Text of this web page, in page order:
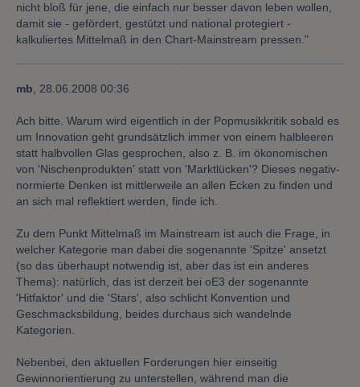
nicht bloß für jene, die einfach nur besser davon leben wollen,
damit sie - gefördert, gestützt und national protegiert -
kalkuliertes Mittelmaß in den Chart-Mainstream pressen."
mb, 28.06.2008 00:36
Ach bitte. Warum wird eigentlich in der Popmusikkritik sobald es
um Innovation geht grundsätzlich immer von einem halbleeren
statt halbvollen Glas gesprochen, also z. B. im ökonomischen
von 'Nischenprodukten' statt von 'Marktlücken'? Dieses negativ-
normierte Denken ist mittlerweile an allen Ecken zu finden und
an sich mal reflektiert werden, finde ich.
Zu dem Punkt Mittelmaß im Mainstream ist auch die Frage, in
welcher Kategorie man dabei die sogenannte 'Spitze' ansetzt
(so das überhaupt notwendig ist, aber das ist ein anderes
Thema): natürlich, das ist derzeit bei oE3 der sogenannte
'Hitfaktor' und die 'Stars', also schlicht Konvention und
Geschmacksbildung, beides durchaus sich wandelnde
Kategorien.
Nebenbei, den aktuellen Forderungen hier einseitig
Gewinnorientierung zu unterstellen, während man die